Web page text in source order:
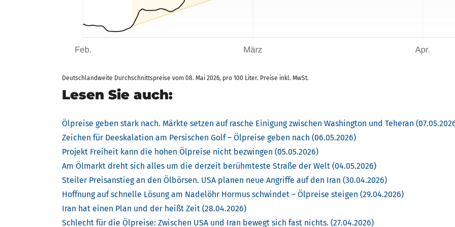
Deutschlandweite Durchschnittspreise vom 08. Mai 2026, pro 100 Liter. Preise inkl. MwSt.
Lesen Sie auch:
Ölpreise geben stark nach. Märkte setzen auf rasche Einigung zwischen Washington und Teheran
Zeichen für Deeskalation am Persischen Golf – Ölpreise geben nach (06.05.2026)
Projekt Freiheit kann die hohen Ölpreise nicht bezwingen (05.05.2026)
Am Ölmarkt dreht sich alles um die derzeit berühmteste Straße der Welt (04.05.2026)
Steiler Preisanstieg an den Ölbörsen. USA planen neue Angriffe auf den Iran (30.04.2026)
Hoffnung auf schnelle Lösung am Nadelöhr Hormus schwindet – Ölpreise steigen (29.04.2026)
Iran hat einen Plan und der heißt Zeit (28.04.2026)
Schlecht für die Ölpreise: Zwischen USA und Iran bewegt sich fast nichts. (27.04.2026)